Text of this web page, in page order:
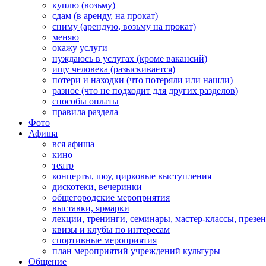
куплю (возьму)
сдам (в аренду, на прокат)
сниму (арендую, возьму на прокат)
меняю
окажу услуги
нуждаюсь в услугах (кроме вакансий)
ищу человека (разыскивается)
потери и находки (что потеряли или нашли)
разное (что не подходит для других разделов)
способы оплаты
правила раздела
Фото
Афиша
вся афиша
кино
театр
концерты, шоу, цирковые выступления
дискотеки, вечеринки
общегородские мероприятия
выставки, ярмарки
лекции, тренинги, семинары, мастер-классы,
квизы и клубы по интересам
спортивные мероприятия
план мероприятий учреждений культуры
Общение